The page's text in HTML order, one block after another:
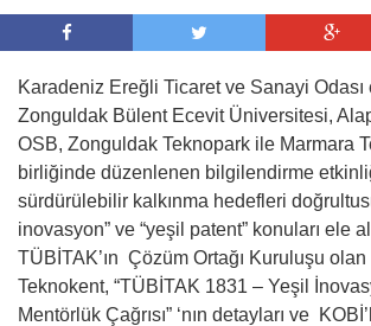
Karadeniz Ereğli Ticaret ve Sanayi
Zonguldak Bülent Ecevit Üniversitesi,
OSB, Zonguldak Teknopark ile Marmara
birliğinde düzenlenen bilgilendirme
sürdürülebilir kalkınma hedefleri
inovasyon” ve “yeşil patent” konuları ele
TÜBİTAK’ın Çözüm Ortağı Kuruluşu
Teknokent, “TÜBİTAK 1831 – Yeşil
Mentörlük Çağrısı” ‘nın detayları ve